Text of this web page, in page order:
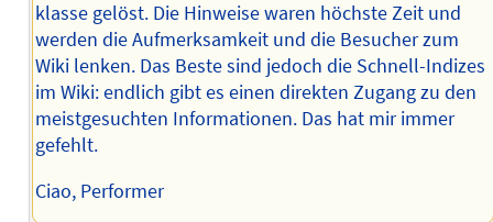
klasse gelöst. Die Hinweise waren höchste Zeit und
werden die Aufmerksamkeit und die Besucher zum
Wiki lenken. Das Beste sind jedoch die Schnell-Indizes
im Wiki: endlich gibt es einen direkten Zugang zu den
meistgesuchten Informationen. Das hat mir immer
gefehlt.
Ciao, Performer